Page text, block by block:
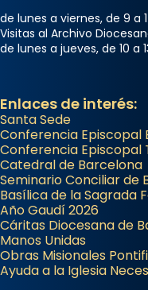
de lunes a viernes, de 9 a
Visitas al Archivo
de lunes a jueves, de 10 a
Enlaces de interés:
Santa Sede
Conferencia Episcopal
Conferencia Episcopal
Catedral de Barcelona
Seminario Conciliar de
Basílica de la Sagrada
Año Gaudí 2026
Cáritas Diocesana de
Manos Unidas
Obras Misionales
Ayuda a la Iglesia